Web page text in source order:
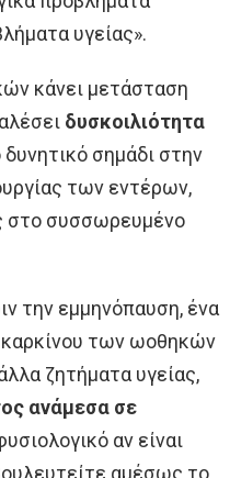
υγείας».
κάνει μετάσταση
δυσκοιλιότητα
σημάδι στην
των εντέρων,
στο συσσωρευμένο
την εμμηνόπαυση, ένα
των ωοθηκών
ζητήματα υγείας,
ανάμεσα σε
αν είναι
αμέσως το